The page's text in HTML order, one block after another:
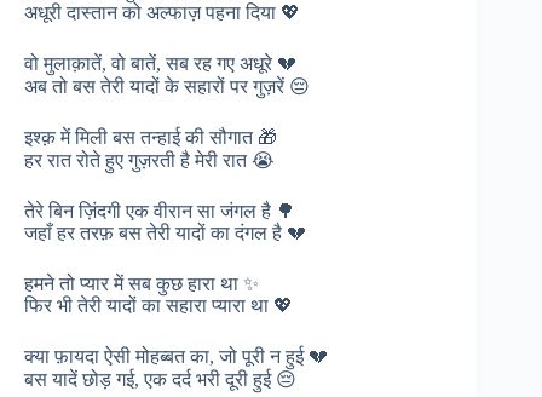
अधूरी दास्तान को अल्फाज़ पहना दिया 💖
वो मुलाक़ातें, वो बातें, सब रह गए अधूरे 💔
अब तो बस तेरी यादों के सहारों पर गुज़रें 😔
इश्क़ में मिली बस तन्हाई की सौगात 🎁
हर रात रोते हुए गुज़रती है मेरी रात 😭
तेरे बिन ज़िंदगी एक वीरान सा जंगल है 🌳
जहाँ हर तरफ़ बस तेरी यादों का दंगल है 💔
हमने तो प्यार में सब कुछ हारा था ✨
फिर भी तेरी यादों का सहारा प्यारा था 💖
क्या फ़ायदा ऐसी मोहब्बत का, जो पूरी न हुई 💔
बस यादें छोड़ गई, एक दर्द भरी दूरी हुई 😔